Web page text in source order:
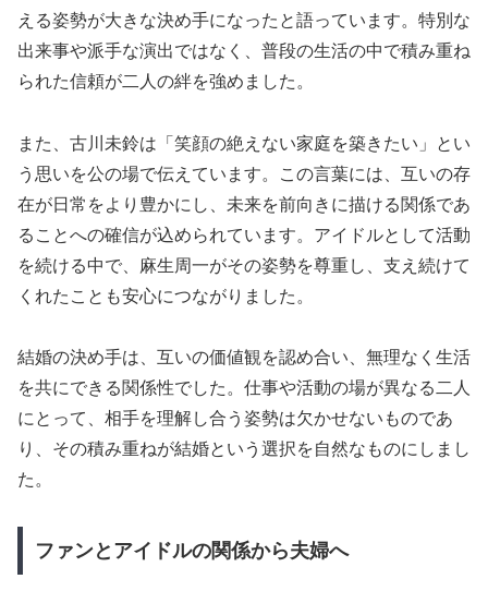
える姿勢が大きな決め手になったと語っています。特別な
出来事や派手な演出ではなく、普段の生活の中で積み重ね
られた信頼が二人の絆を強めました。
また、古川未鈴は「笑顔の絶えない家庭を築きたい」とい
う思いを公の場で伝えています。この言葉には、互いの存
在が日常をより豊かにし、未来を前向きに描ける関係であ
ることへの確信が込められています。アイドルとして活動
を続ける中で、麻生周一がその姿勢を尊重し、支え続けて
くれたことも安心につながりました。
結婚の決め手は、互いの価値観を認め合い、無理なく生活
を共にできる関係性でした。仕事や活動の場が異なる二人
にとって、相手を理解し合う姿勢は欠かせないものであ
り、その積み重ねが結婚という選択を自然なものにしまし
た。
ファンとアイドルの関係から夫婦へ